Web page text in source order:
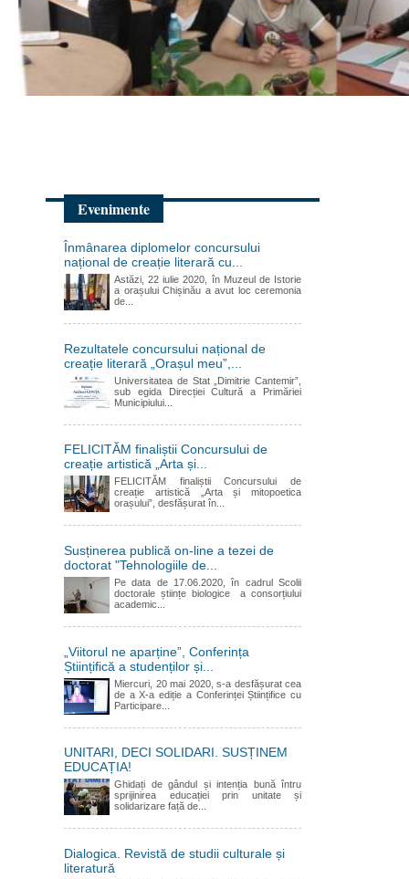
Evenimente
Înmânarea diplomelor concursului
național de creație literară cu...
Astăzi, 22 iulie 2020, în Muzeul de Istorie
a orașului Chișinău a avut loc ceremonia
de...
Rezultatele concursului național de
creație literară „Orașul meu”,...
Universitatea de Stat „Dimitrie Cantemir”,
sub egida Direcției Cultură a Primăriei
Municipiului...
FELICITĂM finaliștii Concursului de
creație artistică „Arta și...
FELICITĂM finaliștii Concursului de
creație artistică „Arta și mitopoetica
orașului”, desfășurat în...
Susținerea publică on-line a tezei de
doctorat "Tehnologiile de...
Pe data de 17.06.2020, în cadrul Scolii
doctorale științe biologice a consorțiului
academic...
„Viitorul ne aparține”, Conferința
Științifică a studenților și...
Miercuri, 20 mai 2020, s-a desfășurat cea
de a X-a ediție a Conferinței Științifice cu
Participare...
UNITARI, DECI SOLIDARI. SUSȚINEM
EDUCAȚIA!
Ghidați de gândul și intenția bună întru
sprijinirea educației prin unitate și
solidarizare față de...
Dialogica. Revistă de studii culturale și
literatură